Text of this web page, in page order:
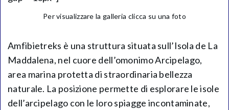
Per visualizzare la galleria clicca su una foto
Amfibietreks è una struttura situata sull’Isola de La
Maddalena, nel cuore dell’omonimo Arcipelago,
area marina protetta di straordinaria bellezza
naturale. La posizione permette di esplorare le isole
dell’arcipelago con le loro spiagge incontaminate,